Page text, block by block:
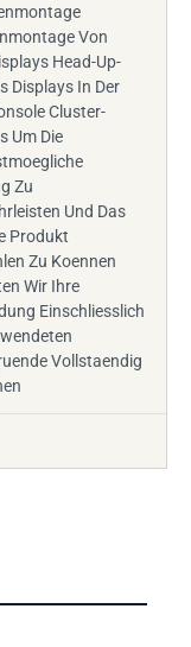
Von
Head-Up-
Displays In Der
Cluster-
Um Die
Zu
Und Das
Produkt
Zu Koennen
Wir Ihre
Einschliesslich
Vollstaendig